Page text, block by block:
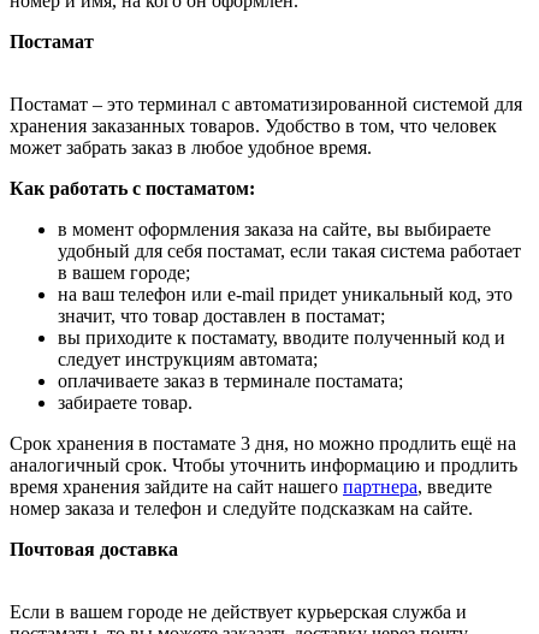
Постамат
Постамат – это терминал с автоматизированной системой для
хранения заказанных товаров. Удобство в том, что человек
может забрать заказ в любое удобное время.
Как работать с постаматом:
в момент оформления заказа на сайте, вы выбираете
удобный для себя постамат, если такая система работает
в вашем городе;
на ваш телефон или e-mail придет уникальный код, это
значит, что товар доставлен в постамат;
вы приходите к постамату, вводите полученный код и
следует инструкциям автомата;
оплачиваете заказ в терминале постамата;
забираете товар.
Срок хранения в постамате 3 дня, но можно продлить ещё на
аналогичный срок. Чтобы уточнить информацию и продлить
время хранения зайдите на сайт нашего партнера, введите
номер заказа и телефон и следуйте подсказкам на сайте.
Почтовая доставка
Если в вашем городе не действует курьерская служба и